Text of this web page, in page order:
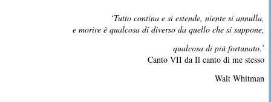
‘Tutto contina e si estende, niente si annulla,
e morire è qualcosa di diverso da quello che si suppone,
qualcosa di più fortunato.’
Canto VII da Il canto di me stesso
Walt Whitman